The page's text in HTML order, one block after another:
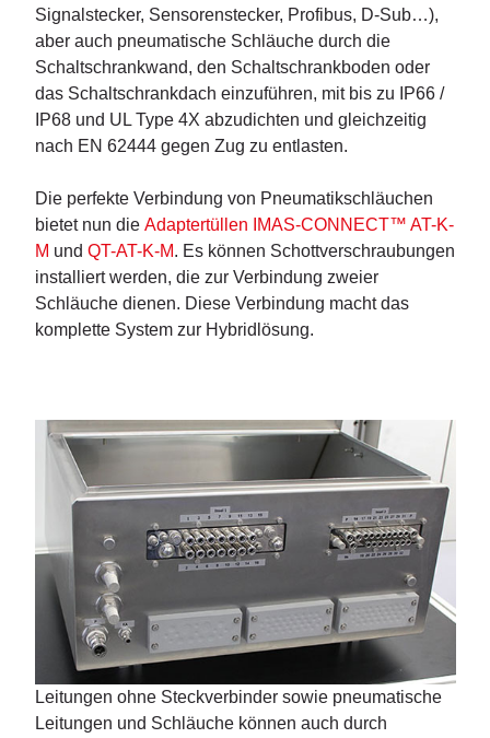
Signalstecker, Sensorenstecker, Profibus, D-Sub…),
aber auch pneumatische Schläuche durch die
Schaltschrankwand, den Schaltschrankboden oder
das Schaltschrankdach einzuführen, mit bis zu IP66 /
IP68 und UL Type 4X abzudichten und gleichzeitig
nach EN 62444 gegen Zug zu entlasten.
Die perfekte Verbindung von Pneumatikschläuchen
bietet nun die Adaptertüllen IMAS-CONNECT™ AT-K-
M und QT-AT-K-M. Es können Schottverschraubungen
installiert werden, die zur Verbindung zweier
Schläuche dienen. Diese Verbindung macht das
komplette System zur Hybridlösung.
Leitungen ohne Steckverbinder sowie pneumatische
Leitungen und Schläuche können auch durch